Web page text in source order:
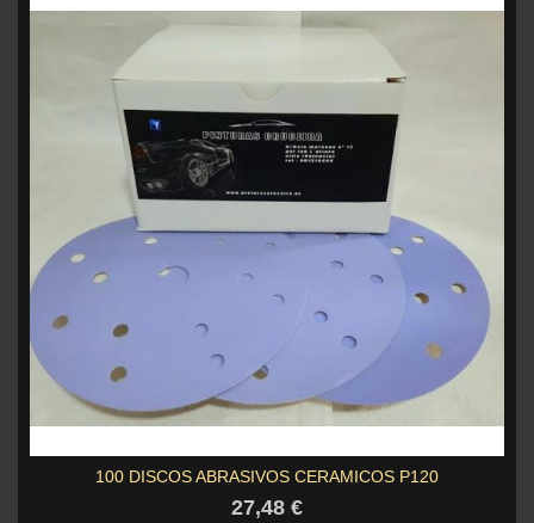
100 DISCOS ABRASIVOS CERAMICOS P120
27,48 €